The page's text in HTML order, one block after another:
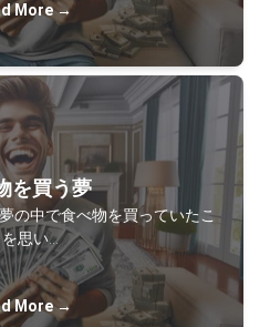
More →
を買う夢
の中で食べ物を買っていたこ
思い…
More →